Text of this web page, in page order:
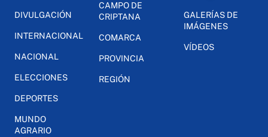
DIVULGACIÓN
INTERNACIONAL
NACIONAL
ELECCIONES
DEPORTES
MUNDO
AGRARIO
CAMPO DE
CRIPTANA
COMARCA
PROVINCIA
REGIÓN
GALERÍAS DE
IMÁGENES
VÍDEOS